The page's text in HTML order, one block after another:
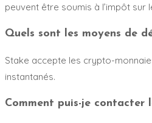
peuvent être soumis à l’impôt sur
Quels sont les moyens de
Stake accepte les crypto-
instantanés.
Comment puis-je contacter